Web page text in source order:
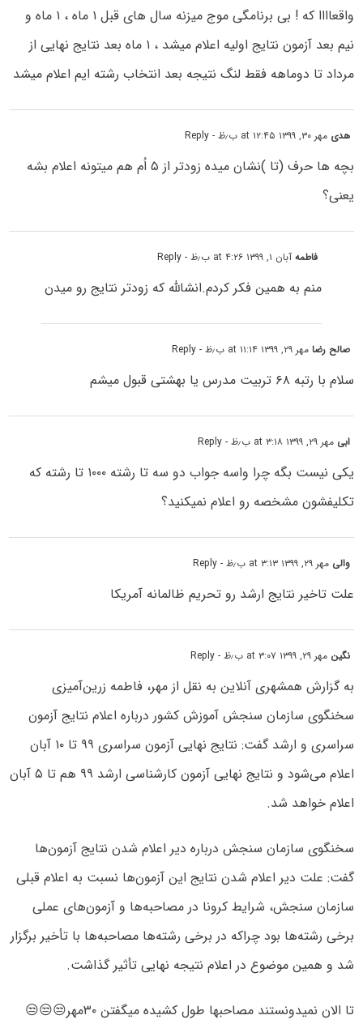
واقعاااا که ! بی برنامگی موج میزنه سال های قبل ۱ ماه ، ۱ ماه و
نیم بعد آزمون نتایج اولیه اعلام میشد ، ۱ ماه بعد نتایج نهایی از
مرداد تا دوماهه فقط لنگ نتیجه بعد انتخاب رشته ایم اعلام میشد
هدی مهر ۳۰, ۱۳۹۹ at ۱۲:۴۵ ب٫ظ - Reply
بچه ها حرف (تا )نشان میده زودتر از ۵ اُم هم میتونه اعلام بشه
یعنی؟
فاطمهآبان ۱, ۱۳۹۹ at ۴:۲۶ ب٫ظ - Reply
منم به همین فکر کردم.انشالله که زودتر نتایج رو میدن
صالح رضامهر ۲۹, ۱۳۹۹ at ۱۱:۱۴ ب٫ظ - Reply
سلام با رتبه ۶۸ تربیت مدرس یا بهشتی قبول میشم
ابی مهر ۲۹, ۱۳۹۹ at ۳:۱۸ ب٫ظ - Reply
یکی نیست بگه چرا واسه جواب دو سه تا رشته ۱۰۰۰ تا رشته که
تکلیفشون مشخصه رو اعلام نمیکنید؟
والی مهر ۲۹, ۱۳۹۹ at ۳:۱۳ ب٫ظ - Reply
علت تاخیر نتایج ارشد رو تحریم ظالمانه آمریکا
نگین مهر ۲۹, ۱۳۹۹ at ۳:۰۷ ب٫ظ - Reply
به گزارش همشهری آنلاین به نقل از مهر، فاطمه زرین‌آمیزی
سخنگوی سازمان سنجش آموزش کشور درباره اعلام نتایج آزمون
سراسری و ارشد گفت: نتایج نهایی آزمون سراسری ۹۹ تا ۱۰ آبان
اعلام می‌شود و نتایج نهایی آزمون کارشناسی ارشد ۹۹ هم تا ۵ آبان
اعلام خواهد شد.
سخنگوی سازمان سنجش درباره دیر اعلام شدن نتایج آزمون‌ها
گفت: علت دیر اعلام شدن نتایج این آزمون‌ها نسبت به اعلام قبلی
سازمان سنجش، شرایط کرونا در مصاحبه‌ها و آزمون‌های عملی
برخی رشته‌ها بود چراکه در برخی رشته‌ها مصاحبه‌ها با تأخیر برگزار
شد و همین موضوع در اعلام نتیجه نهایی تأثیر گذاشت.
تا الان نمیدونستند مصاحبها طول کشیده میگفتن ۳۰مهر😒😒😒